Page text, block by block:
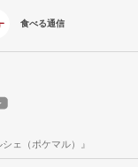
食べる通信
ェ（ポケマル）』